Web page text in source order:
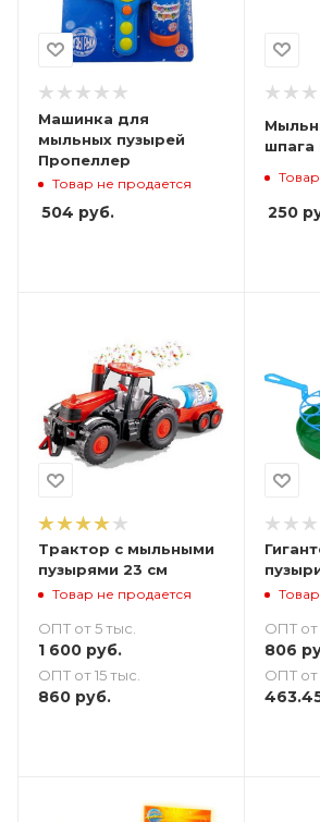
Машинка для
мыльных пузырей
Пропеллер
Товар не продается
504 руб.
шпага
250
Трактор с мыльными
пузырями 23 см
Товар не продается
ОПТ от 5 тыс.
1 600 руб.
ОПТ от 15 тыс.
860 руб.
ОПТ от
806
ОПТ от